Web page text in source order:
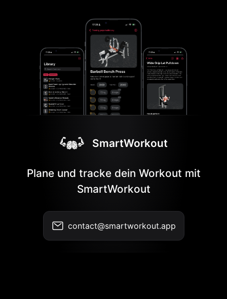
SmartWorkout
Plane und tracke dein Workout mit
SmartWorkout
contact@smartworkout.app